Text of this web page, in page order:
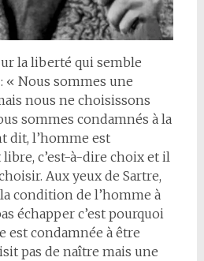
la liberté qui semble
« Nous sommes une
nous ne choisissons
sommes condamnés à la
dit, l’homme est
c’est-à-dire choix et il
Aux yeux de Sartre,
condition de l’homme à
échapper c’est pourquoi
est condamnée à être
pas de naître mais une